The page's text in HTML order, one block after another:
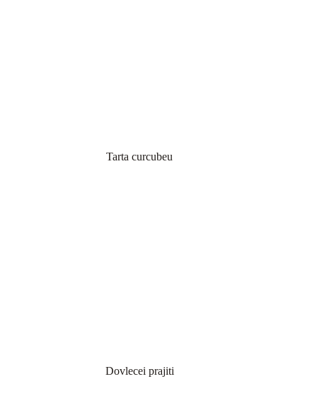
Tarta curcubeu
Dovlecei prajiti